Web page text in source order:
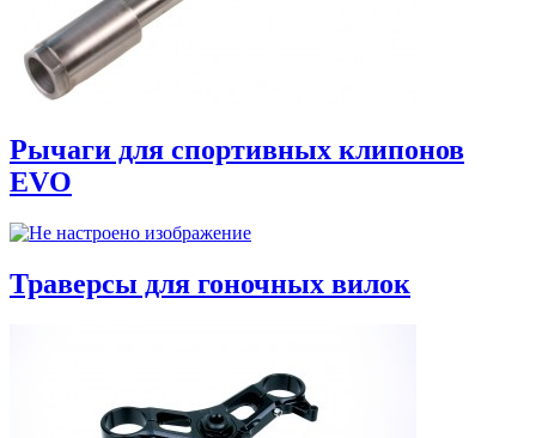
Рычаги для спортивных клипонов
EVO
Траверсы для гоночных вилок